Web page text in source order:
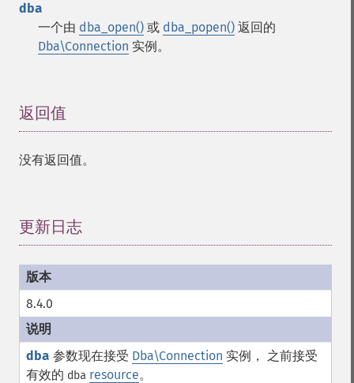
dba
一个由 dba_open() 或 dba_popen() 返回的
Dba\Connection 实例。
返回值
没有返回值。
更新日志
8.4.0
dba 参数现在接受 Dba\Connection 实例， 之前接受
有效的 dba resource。